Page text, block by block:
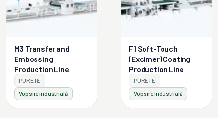
M3 Transfer and
Embossing
Production Line
PURETE
Vopsire industrială
F1 Soft-Touch
(Excimer) Coating
Production Line
PURETE
Vopsire industrială